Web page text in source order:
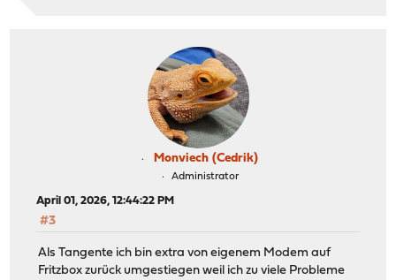
Monviech (Cedrik)
Administrator
April 01, 2026, 12:44:22 PM
#3
Als Tangente ich bin extra von eigenem Modem auf
Fritzbox zurück umgestiegen weil ich zu viele Probleme